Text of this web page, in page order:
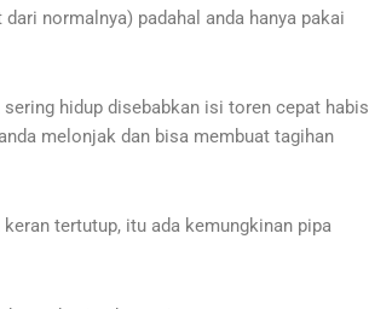
normalnya) padahal anda hanya pakai
hidup disebabkan isi toren cepat habis
melonjak dan bisa membuat tagihan
tertutup, itu ada kemungkinan pipa